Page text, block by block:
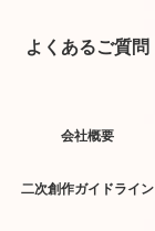
よくあるご質問
会社概要
二次創作ガイドライン